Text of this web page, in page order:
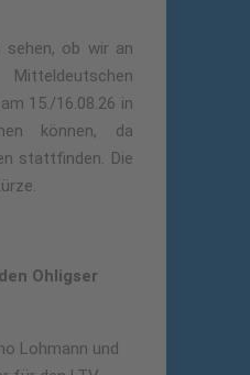
ob wir an
15./16.08.26 in
können, da
stattfinden. Die
Ohligser
Lohmann und